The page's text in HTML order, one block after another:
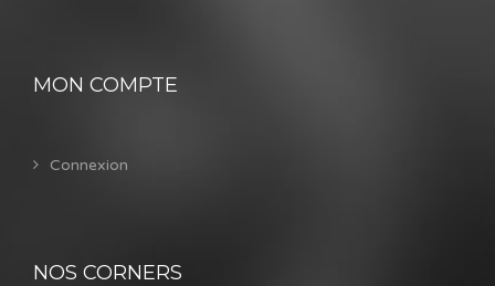
MON COMPTE
Connexion
NOS CORNERS